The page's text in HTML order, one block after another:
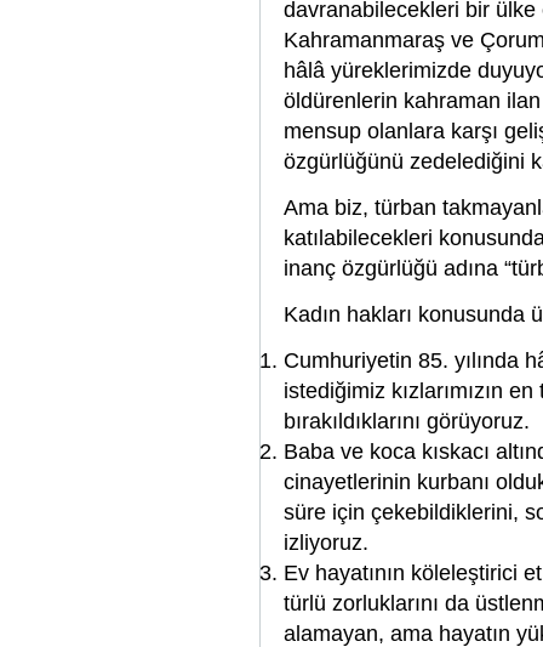
davranabilecekleri bir ülke
Kahramanmaraş ve Çorum
hâlâ yüreklerimizde
öldürenlerin kahraman
mensup olanlara karşı
özgürlüğünü zedelediğini
Ama biz, türban
katılabilecekleri
inanç özgürlüğü adına
Kadın hakları konusunda
Cumhuriyetin 85. yılında
istediğimiz kızlarımızın
bırakıldıklarını görüyoruz.
Baba ve koca kıskacı
cinayetlerinin kurbanı
süre için çekebildiklerini,
izliyoruz.
Ev hayatının köleleştirici
türlü zorluklarını da
alamayan, ama hayatın